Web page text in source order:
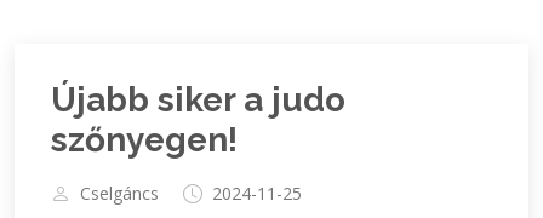
Újabb siker a judo
szőnyegen!
Cselgáncs 2024-11-25